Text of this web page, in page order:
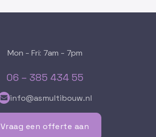
Mon - Fri: 7am - 7pm
06 – 385 434 55
 info@asmultibouw.nl
Vraag een offerte aan